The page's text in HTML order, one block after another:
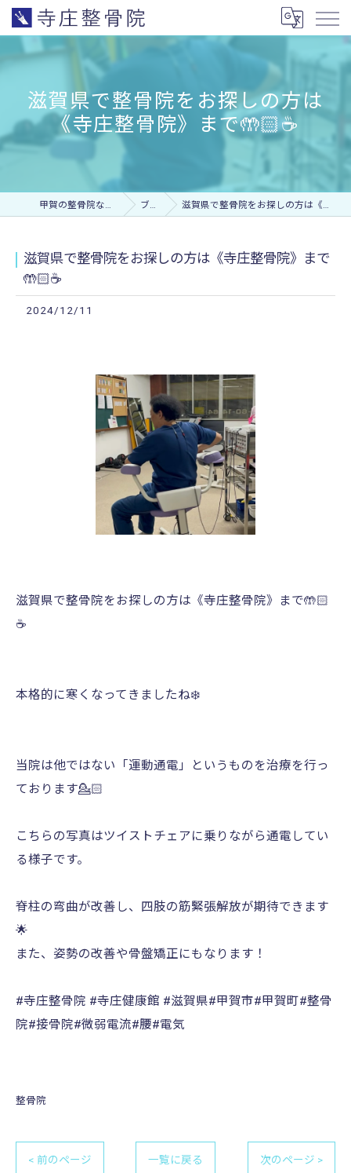
滋賀県で整骨院をお探しの方は
《寺庄整骨院》まで🤲🏻☕️
甲賀の整骨院なら寺庄整骨院 ブログ 滋賀県で整骨院をお探しの方は《寺庄整骨院》まで🤲🏻☕️
滋賀県で整骨院をお探しの方は《寺庄整骨院》まで
🤲🏻☕️
2024/12/11
滋賀県で整骨院をお探しの方は《寺庄整骨院》まで🤲🏻
☕️
本格的に寒くなってきましたね❄️
当院は他ではない「運動通電」というものを治療を行っ
ております💁🏻
こちらの写真はツイストチェアに乗りながら通電してい
る様子です。
脊柱の弯曲が改善し、四肢の筋緊張解放が期待できます
🌟
また、姿勢の改善や骨盤矯正にもなります！
#寺庄整骨院 #寺庄健康館 #滋賀県#甲賀市#甲賀町#整骨
院#接骨院#微弱電流#腰#電気
整骨院
< 前のページ 一覧に戻る 次のページ >